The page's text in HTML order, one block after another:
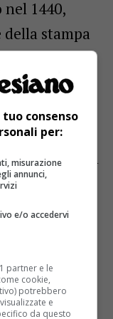
1440,
stampa
nello
stampa, con
e
di opere
crea
che i
che
i secoli
consenso
per:
misurazione
annunci,
e/o accedervi
partner e le
cookie,
potrebbero
e
da questo